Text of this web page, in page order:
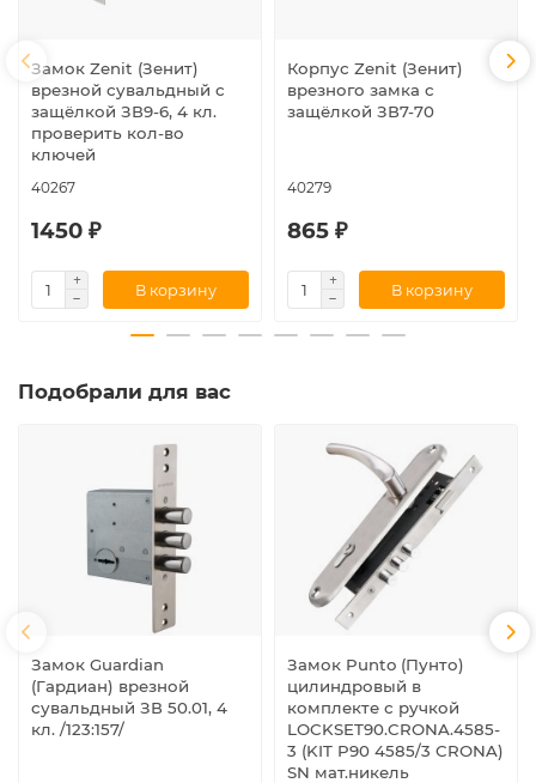
Замок Zenit (Зенит)
врезной сувальдный с
защёлкой ЗВ9-6, 4 кл.
проверить кол-во
ключей
40267
1450 ₽
В корзину
Корпус Zenit (Зенит)
врезного замка с
защёлкой ЗВ7-70
40279
865 ₽
В корзину
Подобрали для вас
Замок Guardian
(Гардиан) врезной
сувальдный ЗВ 50.01, 4
кл. /123:157/
Замок Punto (Пунто)
цилиндровый в
комплекте с ручкой
LOCKSET90.CRONA.4585-
3 (KIT P90 4585/3 CRONA)
SN мат.никель